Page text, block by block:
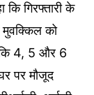
गिरफ्तारी के
मुवक्किल को
कि 4, 5 और 6
पर मौजूद